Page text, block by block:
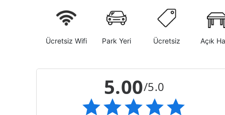
Ücretsiz Wifi Park Yeri Ücretsiz Açık
5.00/5.0